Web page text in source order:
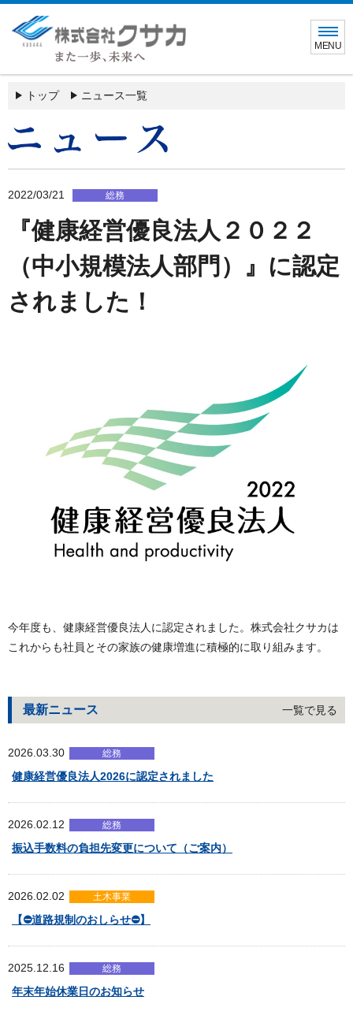
MENU
トップ ニュース一覧
2022/03/21 総務
『健康経営優良法人２０２２
（中小規模法人部門）』に認定
されました！
今年度も、健康経営優良法人に認定されました。株式会社クサカは
これからも社員とその家族の健康増進に積極的に取り組みます。
最新ニュース
2026.03.30 総務
健康経営優良法人2026に認定されました
2026.02.12 総務
振込手数料の負担先変更について（ご案内）
2026.02.02 土木事業
【⛔道路規制のおしらせ⛔】
2025.12.16 総務
年末年始休業日のお知らせ
一覧で見る